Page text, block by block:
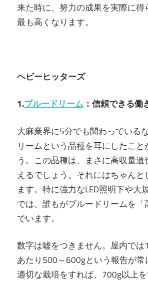
来た時に、努力の成果を実際に
最も高くなります。
ヘビーヒッターズ
1.ブルードリーム ：信頼できる働
大麻業界に5分でも関わっている
リームという品種を耳にしたこと
う。この品種は、まさに高収量
えるでしょう。それにはちゃんと
ます。特に強力なLED照明下や大
では、誰もがブルードリームを「
でいます。
数字は嘘をつきません。屋内で
あたり500～600gという報告が
適切な栽培をすれば、700g以上